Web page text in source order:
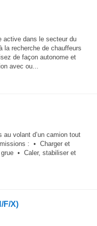
active dans le secteur du
la recherche de chauffeurs
de façon autonome et
avec ou...
au volant d’un camion tout
: • Charger et
• Caler, stabiliser et
F/X)